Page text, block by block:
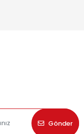
Gönder